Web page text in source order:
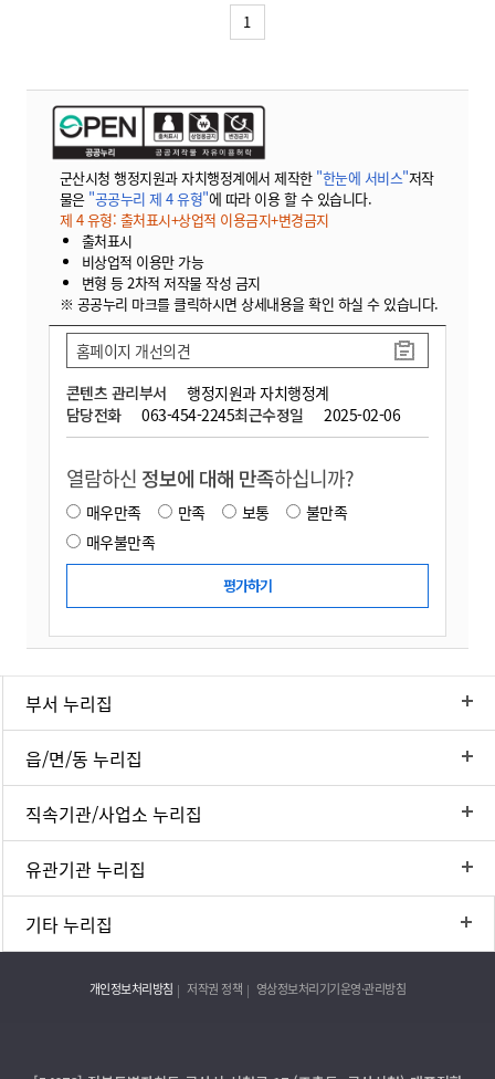
1
군산시청 행정지원과 자치행정계에서 제작한 "한눈에 서비스"저작
물은 "공공누리 제 4 유형"에 따라 이용 할 수 있습니다.
제 4 유형: 출처표시+상업적 이용금지+변경금지
출처표시
비상업적 이용만 가능
변형 등 2차적 저작물 작성 금지
※ 공공누리 마크를 클릭하시면 상세내용을 확인 하실 수 있습니다.
콘텐츠 관리부서
행정지원과 자치행정계
담당전화
063-454-2245최근수정일 2025-02-06
홈페이지 개선의견
열람하신 정보에 대해 만족하십니까?
매우만족 만족 보통
불만족
매우불만족
부서 누리집
읍/면/동 누리집
직속기관/사업소 누리집
유관기관 누리집
기타 누리집
개인정보처리방침 저작권 정책 영상정보처리기기운영·관리방침